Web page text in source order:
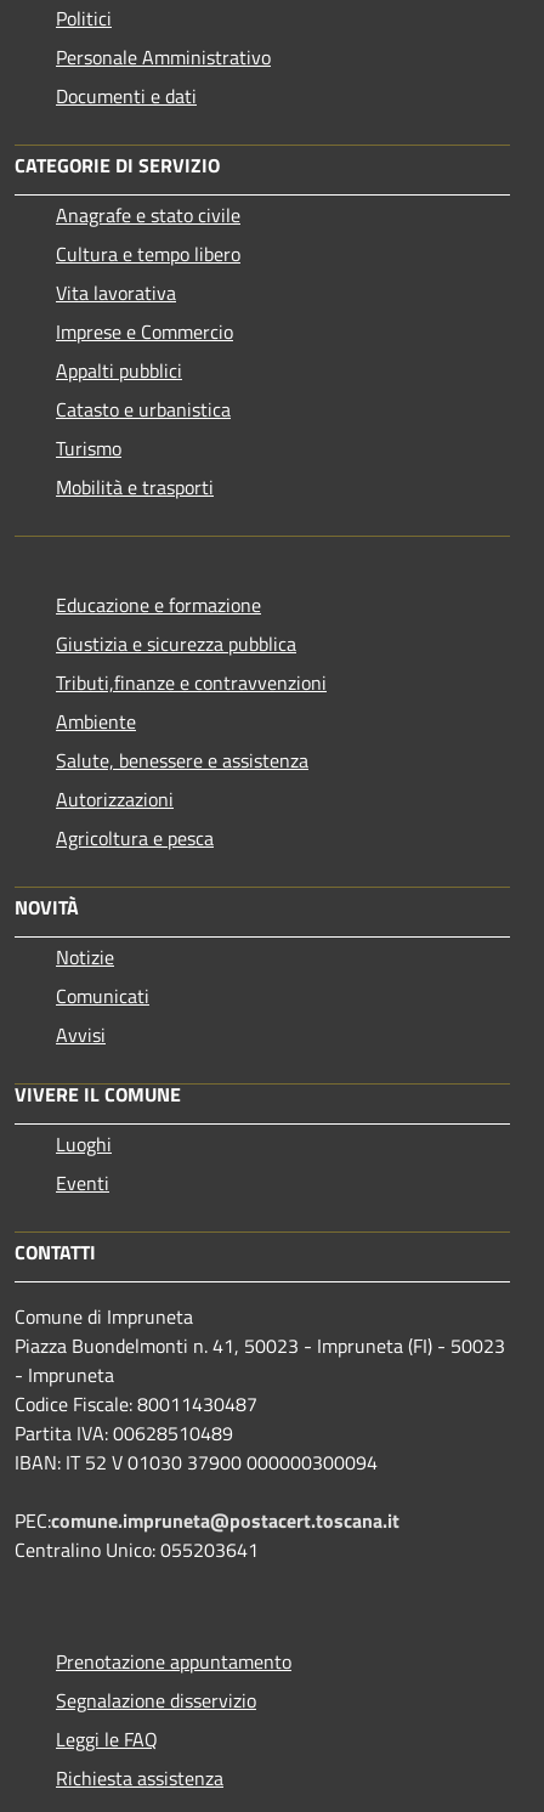
Politici
Personale Amministrativo
Documenti e dati
CATEGORIE DI SERVIZIO
Anagrafe e stato civile
Cultura e tempo libero
Vita lavorativa
Imprese e Commercio
Appalti pubblici
Catasto e urbanistica
Turismo
Mobilità e trasporti
Educazione e formazione
Giustizia e sicurezza pubblica
Tributi,finanze e contravvenzioni
Ambiente
Salute, benessere e assistenza
Autorizzazioni
Agricoltura e pesca
NOVITÀ
Notizie
Comunicati
Avvisi
VIVERE IL COMUNE
Luoghi
Eventi
CONTATTI
Comune di Impruneta
Piazza Buondelmonti n. 41, 50023 - Impruneta (FI) - 50023
- Impruneta
Codice Fiscale: 80011430487
Partita IVA: 00628510489
IBAN: IT 52 V 01030 37900 000000300094
PEC:comune.impruneta@postacert.toscana.it
Centralino Unico: 055203641
Prenotazione appuntamento
Segnalazione disservizio
Leggi le FAQ
Richiesta assistenza